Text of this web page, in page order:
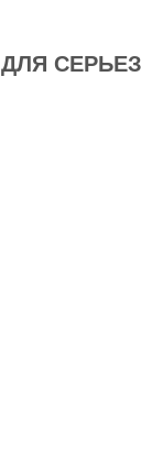
ДЛЯ